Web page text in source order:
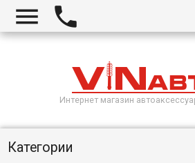
 
Интернет магазин
Категории